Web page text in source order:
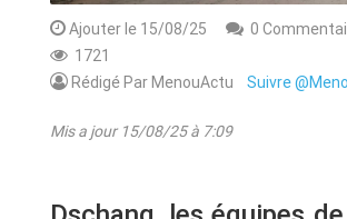
Ajouter le 15/08/25
0
1721
Rédigé Par MenouActu Suivre
Mis a jour 15/08/25 à 7:09